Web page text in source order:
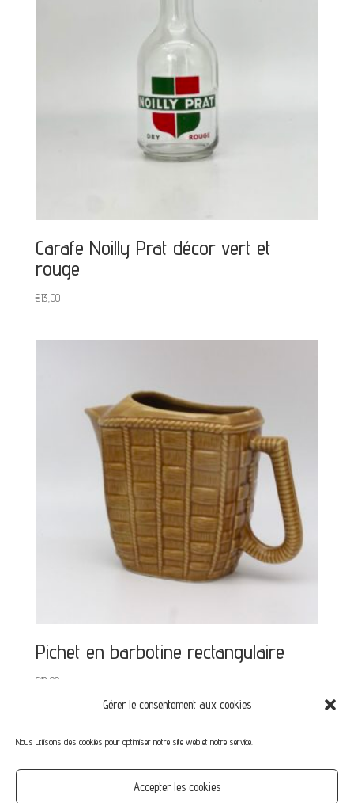
Gérer le consentement aux cookies
Nous utilisons des cookies pour optimiser notre site web et notre service.
Accepter les cookies
Carafe Noilly Prat décor vert et
rouge
€13,00
Pichet en barbotine rectangulaire
€12,00
Mot de passe perdu